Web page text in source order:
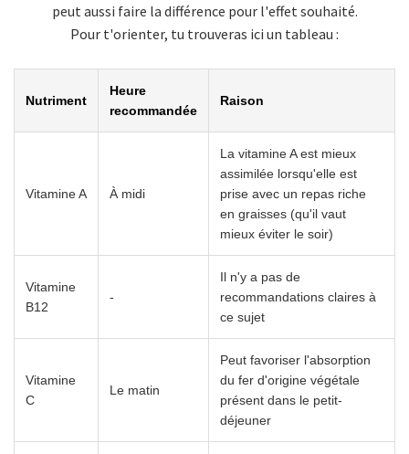
peut aussi faire la différence pour l'effet souhaité.
Pour t'orienter, tu trouveras ici un tableau :
Nutriment
Heure
recommandée
Raison
Vitamine A À midi
La vitamine A est mieux
assimilée lorsqu'elle est
prise avec un repas riche
en graisses (qu'il vaut
mieux éviter le soir)
Vitamine
B12
-
Il n'y a pas de
recommandations claires à
ce sujet
Vitamine
C
Le matin
Peut favoriser l'absorption
du fer d'origine végétale
présent dans le petit-
déjeuner